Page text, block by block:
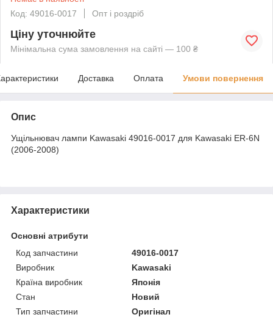
Код: 49016-0017
Опт і роздріб
Ціну уточнюйте
Мінімальна сума замовлення на сайті — 100 ₴
Доставка Оплата Умови повернення
Опис
Ущільнювач лампи Kawasaki 49016-0017 для Kawasaki ER-6N
(2006-2008)
Характеристики
Основні атрибути
Код запчастини
49016-0017
Виробник
Kawasaki
Країна виробник
Японія
Стан
Новий
Тип запчастини
Оригінал